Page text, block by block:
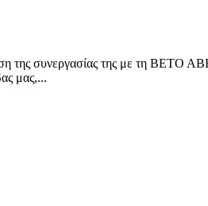
της με τη ΒΕΤΟ ΑΒΕΕ
μας,...